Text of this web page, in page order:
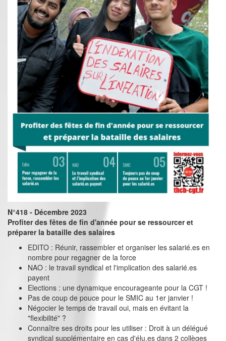
N°418 - Décembre 2023
Profiter des fêtes de fin d'année pour se ressourcer et
préparer la bataille des salaires
EDITO : Réunir, rassembler et organiser les salarié.es en
nombre pour regagner de la force
NAO : le travail syndical et l'implication des salarié.es
payent
Elections : une dynamique encourageante pour la CGT !
Pas de coup de pouce pour le SMIC au 1er janvier !
Négocier le temps de travail oui, mais en évitant la
"flexibilité" ?
Connaître ses droits pour les utiliser : Droit à un délégué
syndical supplémentaire en cas d'élu.es dans 2 collèges